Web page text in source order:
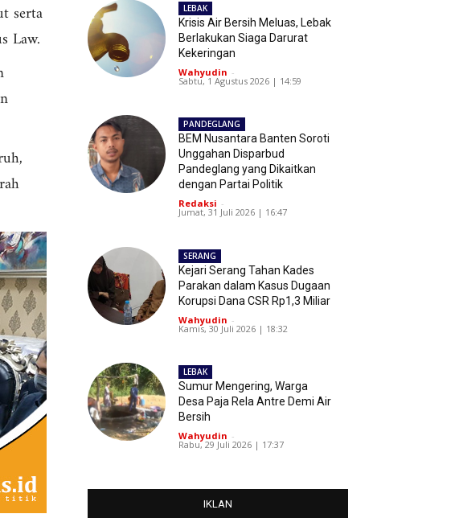
serta
Law.
LEBAK
Krisis Air Bersih Meluas, Lebak
Berlakukan Siaga Darurat
Kekeringan
Wahyudin -
Sabtu, 1 Agustus 2026 | 14:59
PANDEGLANG
BEM Nusantara Banten Soroti
Unggahan Disparbud
Pandeglang yang Dikaitkan
dengan Partai Politik
Redaksi -
Jumat, 31 Juli 2026 | 16:47
SERANG
Kejari Serang Tahan Kades
Parakan dalam Kasus Dugaan
Korupsi Dana CSR Rp1,3 Miliar
Wahyudin -
Kamis, 30 Juli 2026 | 18:32
LEBAK
Sumur Mengering, Warga
Desa Paja Rela Antre Demi Air
Bersih
Wahyudin -
Rabu, 29 Juli 2026 | 17:37
IKLAN